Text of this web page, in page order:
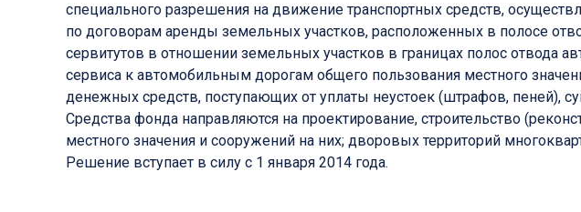
специального разрешения на движение транспортных средств,
по договорам аренды земельных участков, расположенных в полосе
сервитутов в отношении земельных участков в границах полос отвода
сервиса к автомобильным дорогам общего пользования местного
денежных средств, поступающих от уплаты неустоек (штрафов, пеней),
Средства фонда направляются на проектирование, строительство
местного значения и сооружений на них; дворовых территорий
Решение вступает в силу с 1 января 2014 года.